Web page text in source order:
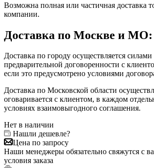
Возможна полная или частичная доставка
компании.
Доставка по Москве и МО:
Доставка по городу осуществляется
предварительной договоренности с
если это предусмотрено условиями
Доставка по Московской области
оговаривается с клиентом, в каждом
условиях взаимовыгодного соглашения.
Нет в наличии
Нашли дешевле?
Цена по запросу
Наши менеджеры обязательно свяжутся с
условия заказа